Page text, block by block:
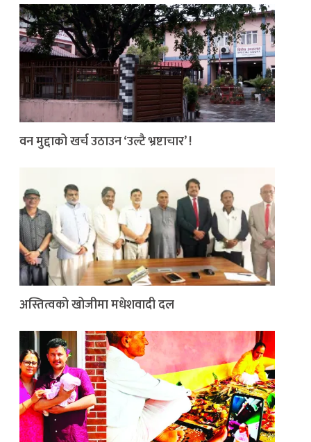
वन मुद्दाको खर्च उठाउन ‘उल्टै भ्रष्टाचार’ !
अस्तित्वको खोजीमा मधेशवादी दल